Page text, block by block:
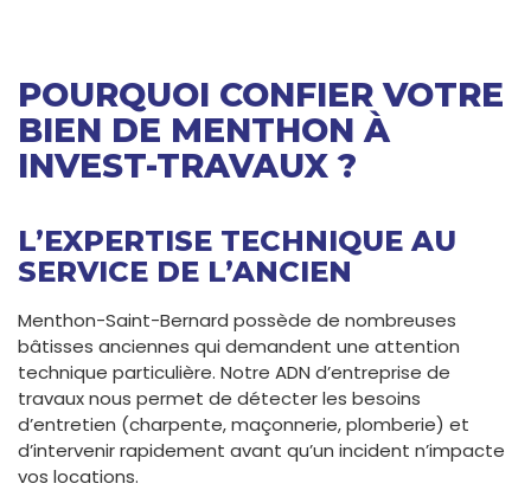
POURQUOI CONFIER VOTRE
BIEN DE MENTHON À
INVEST-TRAVAUX ?
L’EXPERTISE TECHNIQUE AU
SERVICE DE L’ANCIEN
Menthon-Saint-Bernard possède de nombreuses
bâtisses anciennes qui demandent une attention
technique particulière. Notre ADN d’entreprise de
travaux nous permet de détecter les besoins
d’entretien (charpente, maçonnerie, plomberie) et
d’intervenir rapidement avant qu’un incident n’impacte
vos locations.